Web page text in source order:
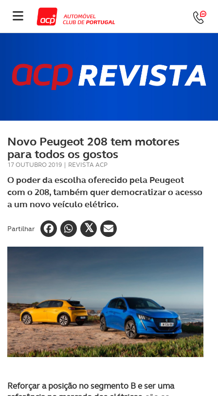
Novo Peugeot 208 tem motores
para todos os gostos
17 OUTUBRO 2019 | REVISTA ACP
O poder da escolha oferecido pela Peugeot
com o 208, também quer democratizar o acesso
a um novo veículo elétrico.
Partilhar
Reforçar a posição no segmento B e ser uma